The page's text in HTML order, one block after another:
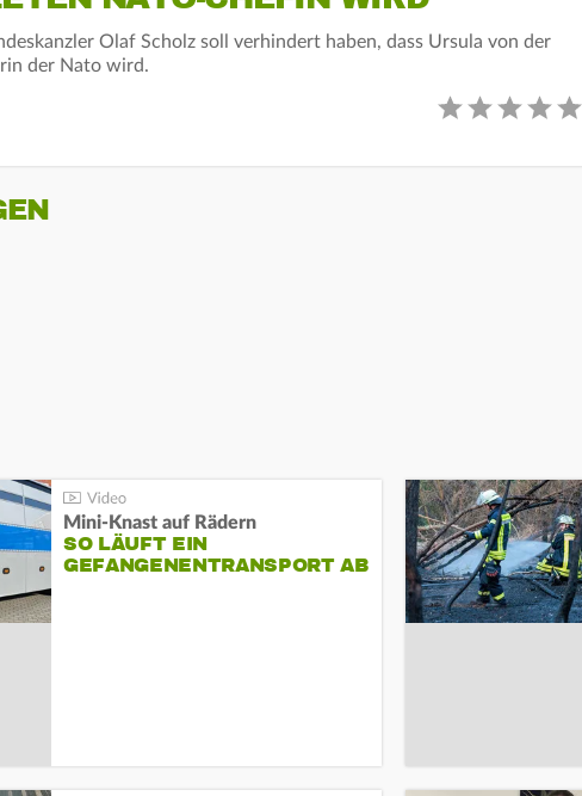
Olaf Scholz soll verhindert haben, dass Ursula von der
der Nato wird.
Mini-Knast auf Rädern
SO LÄUFT EIN
GEFANGENENTRANSPORT AB